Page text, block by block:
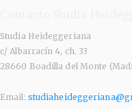
Studia Heideggeriana
c/ Albarracín 4, ch. 33
28660 Boadilla del Monte
Email: